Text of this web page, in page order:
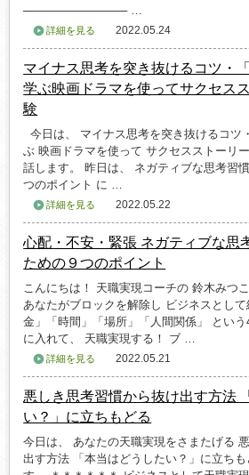
───────────── …
詳細を見る 2022.05.24
マイナス思考を突き抜けるコツ・
学ぶ映画ドラマを使ってサクセス
験
今日は、 マイナス思考を突き抜けるコツ
ぶ 映画ドラマを使って サクセスストーリ
話します。 昨日は、 ネガティブな思考習
つのポイント に …
詳細を見る 2022.05.22
心配・不安・緊張 ネガティブな思
ための９つのポイント
こんにちは！ 天職実現コーチの 鈴木みつ
あなたがブロックを解除し ビジネスとし
金」「時間」「場所」「人間関係」 とい
に入れて、 天職実現する！ ブ …
詳細を見る 2022.05.21
悪しき思考習慣から抜け出す方法
い？」に立ちもどる
今日は、 あなたの天職実現をさまたげる
出す方法 「本当はどうしたい？」に立ち